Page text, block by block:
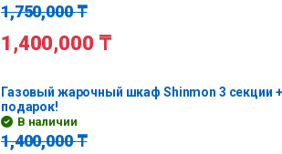
1,750,000₸
1,400,000 ₸
Газовый жарочный шкаф Shinmon 3 секции
подарок!
В наличии
1,400,000₸